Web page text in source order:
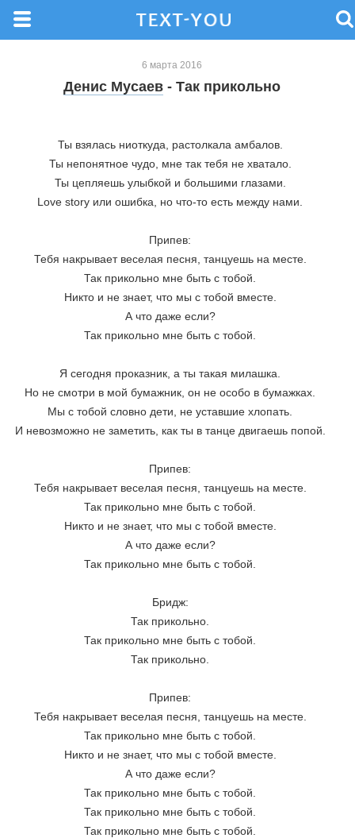
6 марта 2016
Денис Мусаев- Так прикольно
Ты взялась ниоткуда, растолкала амбалов.
Ты непонятное чудо, мне так тебя не хватало.
Ты цепляешь улыбкой и большими глазами.
Love story или ошибка, но что-то есть между нами.
Припев:
Тебя накрывает веселая песня, танцуешь на месте.
Так прикольно мне быть с тобой.
Никто и не знает, что мы с тобой вместе.
А что даже если?
Так прикольно мне быть с тобой.
Я сегодня проказник, а ты такая милашка.
Но не смотри в мой бумажник, он не особо в бумажках.
Мы с тобой словно дети, не уставшие хлопать.
И невозможно не заметить, как ты в танце двигаешь попой.
Припев:
Тебя накрывает веселая песня, танцуешь на месте.
Так прикольно мне быть с тобой.
Никто и не знает, что мы с тобой вместе.
А что даже если?
Так прикольно мне быть с тобой.
Бридж:
Так прикольно.
Так прикольно мне быть с тобой.
Так прикольно.
Припев:
Тебя накрывает веселая песня, танцуешь на месте.
Так прикольно мне быть с тобой.
Никто и не знает, что мы с тобой вместе.
А что даже если?
Так прикольно мне быть с тобой.
Так прикольно мне быть с тобой.
Так прикольно мне быть с тобой.